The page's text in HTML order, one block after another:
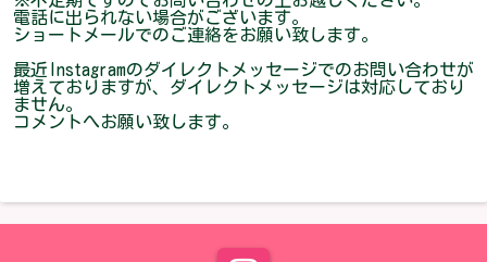
電話に出られない場合がございます。
ショートメールでのご連絡をお願い致します。
最近Instagramのダイレクトメッセージでのお問い合わせが
増えておりますが、ダイレクトメッセージは対応しており
ません。
コメントへお願い致します。